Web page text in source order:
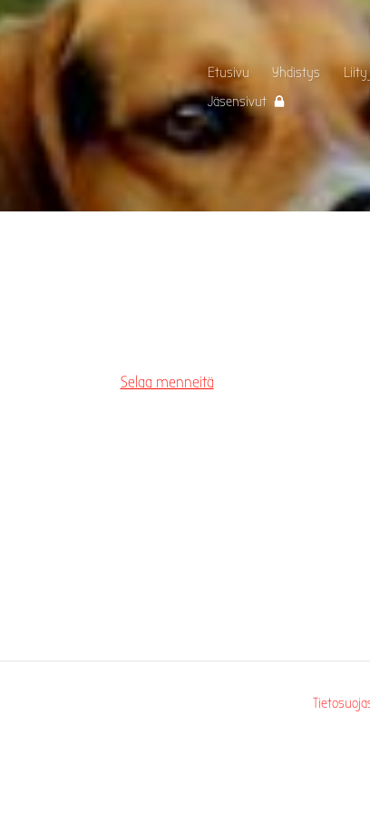
Etusivu Yhdistys Liity
Jäsensivut
Selaa menneitä